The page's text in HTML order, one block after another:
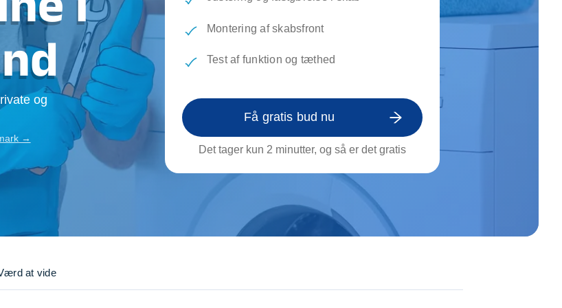
Rengøring
Træfældning
Transport af genstande
TV installation og opsætning
Vinduespudsning VVS
og
→
Montering af skabsfront
Test af funktion og tæthed
Få gratis bud nu
Det tager kun 2 minutter, og så er det gratis
at vide